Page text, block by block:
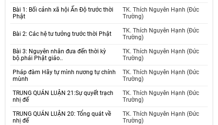
Bài 1: Bối cảnh xã hội Ấn Độ trước thời
Phật
TK. Thích Nguyên Hạnh (Đức
Trường)
Bài 2: Các hệ tư tưởng trước thời Phật
TK. Thích Nguyên Hạnh (Đức
Trường)
Bài 3: Nguyên nhân đưa đến thời kỳ
bộ.phái Phật giáo..
TK. Thích Nguyên Hạnh (Đức
Trường)
Pháp đàm Hãy tự mình nương tự chính
mùnh
TK. Thích Nguyên Hạnh (Đức
Trường)
TRUNG QUÁN LUẬN 21:Sự quyết trạch
nhị đế
TK. Thích Nguyên Hạnh (Đức
Trường)
TRUNG QUÁN LUẬN 20: Tổng quát về
nhị đế
TK. Thích Nguyên Hạnh (Đức
Trường)